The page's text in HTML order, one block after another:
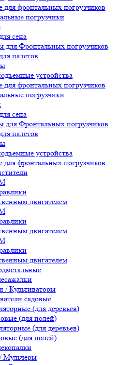
для фронтальных погрузчиков
погрузчики
сена
для Фронтальных погрузчиков
палетов
устройства
для фронтальных погрузчиков
погрузчики
сена
для Фронтальных погрузчиков
палетов
устройства
для фронтальных погрузчиков
двигателем
двигателем
двигателем
/ Культиваторы
садовые
(для деревьев)
(для полей)
(для деревьев)
(для полей)
Мульчеры